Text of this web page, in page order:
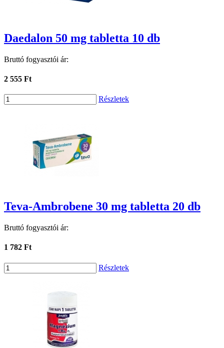
Daedalon 50 mg tabletta 10 db
Bruttó fogyasztói ár:
2 555 Ft
Részletek
Teva-Ambrobene 30 mg tabletta 20 db
Bruttó fogyasztói ár:
1 782 Ft
Részletek